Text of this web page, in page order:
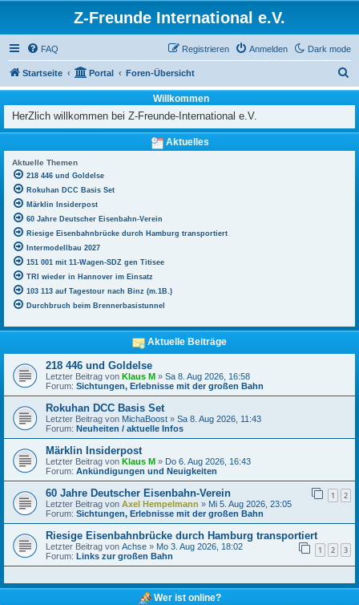
Z-Freunde International e.V.
Dark mode
FAQ Anmelden
Registrieren
Startseite Portal Foren-Übersicht
u
h
e
Willkommen
HerZlich willkommen bei Z-Freunde-International e.V.
Aktuelles
Aktuelle Themen
218 446 und Goldelse
Rokuhan DCC Basis Set
Märklin Insiderpost
60 Jahre Deutscher Eisenbahn-Verein
Riesige Eisenbahnbrücke durch Hamburg transportiert
Intermodellbau 2027
151 001 mit 11-Wagen-SDZ gen Titisee
TRI wieder in Hannover im Einsatz
103 113 auf Tagestour nach Binz (m.1B.)
Durchbruch beim Brennerbasistunnel
Aktuelle Beiträge
218 446 und Goldelse
Letzter Beitrag von Klaus M » Sa 8. Aug 2026, 16:58
Forum: Sichtungen, Erlebnisse mit der großen Bahn
Rokuhan DCC Basis Set
Letzter Beitrag von MichaBoost » Sa 8. Aug 2026, 11:43
Forum: Neuheiten / aktuelle Infos
Märklin Insiderpost
Letzter Beitrag von Klaus M » Do 6. Aug 2026, 16:43
Forum: Ankündigungen und Neuigkeiten
60 Jahre Deutscher Eisenbahn-Verein 1 2
Letzter Beitrag von Axel Hempelmann » Mi 5. Aug 2026, 23:05
Forum: Sichtungen, Erlebnisse mit der großen Bahn
Riesige Eisenbahnbrücke durch Hamburg transportiert
1 2 3
Letzter Beitrag von Achse » Mo 3. Aug 2026, 18:02
Forum: Links zur großen Bahn
Wer ist online?